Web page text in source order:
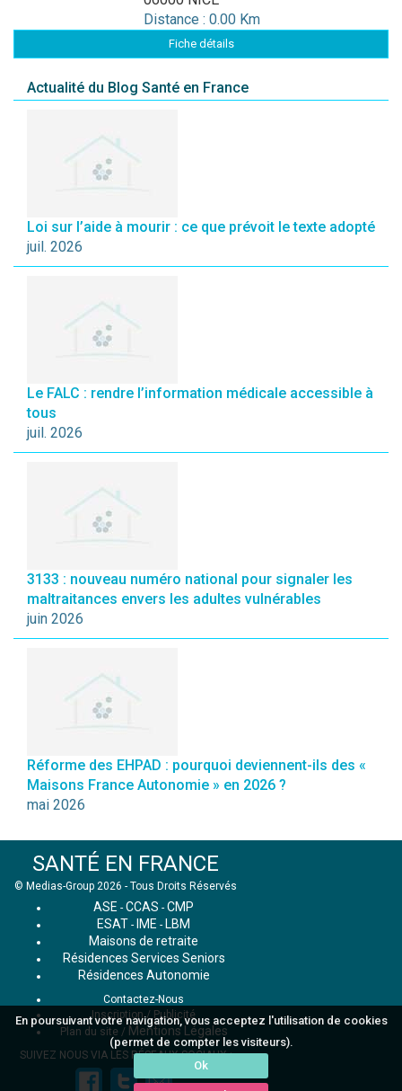
En poursuivant votre navigation, vous acceptez l'utilisation de cookies
(permet de compter les visiteurs).
Ok
Distance : 0.00 Km
Fiche détails
Actualité du Blog Santé en France
Loi sur l’aide à mourir : ce que prévoit le texte adopté
juil. 2026
Le FALC : rendre l’information médicale accessible à
tous
juil. 2026
3133 : nouveau numéro national pour signaler les
maltraitances envers les adultes vulnérables
juin 2026
Réforme des EHPAD : pourquoi deviennent-ils des «
Maisons France Autonomie » en 2026 ?
mai 2026
SANTÉ EN FRANCE
© Medias-Group 2026 - Tous Droits Réservés
ASE - CCAS - CMP
ESAT - IME - LBM
Maisons de retraite
Résidences Services Seniors
Résidences Autonomie
Contactez-Nous
Inscription / Publicité
Plan du site / Mentions Légales
SUIVEZ NOUS VIA LES RÉSEAUX SOCIAUX :